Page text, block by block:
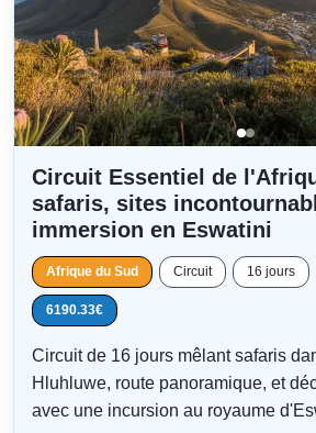
Circuit Essentiel de
safaris, sites
immersion en Eswatini
Afrique du Sud Circuit 16 jours
6190.33€
Circuit de 16 jours mêlant safaris
Hluhluwe, route panoramique, et
avec une incursion au royaume